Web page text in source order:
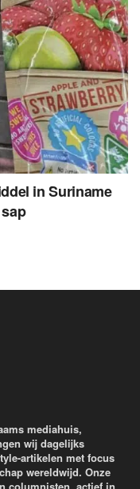
in Suriname
mediahuis,
wij dagelijks
artikelen met focus
wereldwijd. Onze